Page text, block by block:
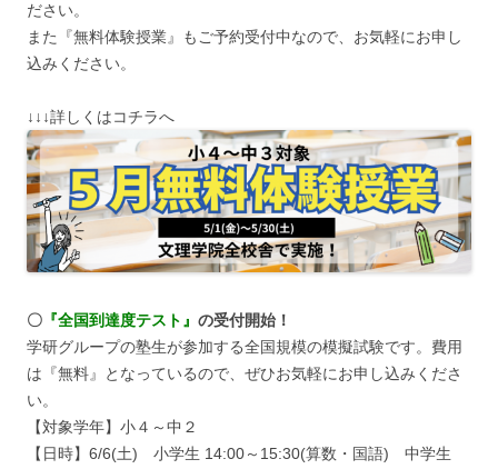
ださい。
また『無料体験授業』もご予約受付中なので、お気軽にお申し
込みください。
↓↓↓詳しくはコチラへ
〇 『全国到達度テスト』 の受付開始！
学研グループの塾生が参加する全国規模の模擬試験です。費用
は『無料』となっているので、ぜひお気軽にお申し込みくださ
い。
【対象学年】小４～中２
【日時】6/6(土) 小学生 14:00～15:30(算数・国語) 中学生